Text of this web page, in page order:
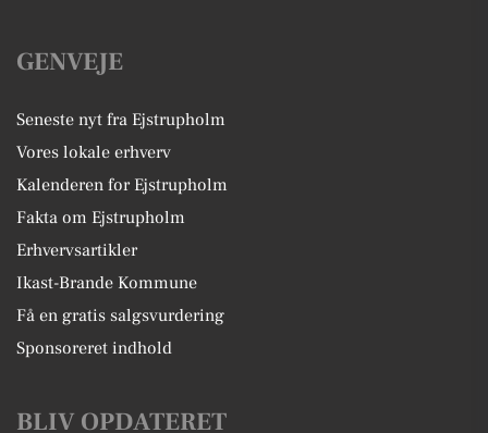
GENVEJE
Seneste nyt fra Ejstrupholm
Vores lokale erhverv
Kalenderen for Ejstrupholm
Fakta om Ejstrupholm
Erhvervsartikler
Ikast-Brande Kommune
Få en gratis salgsvurdering
Sponsoreret indhold
BLIV OPDATERET